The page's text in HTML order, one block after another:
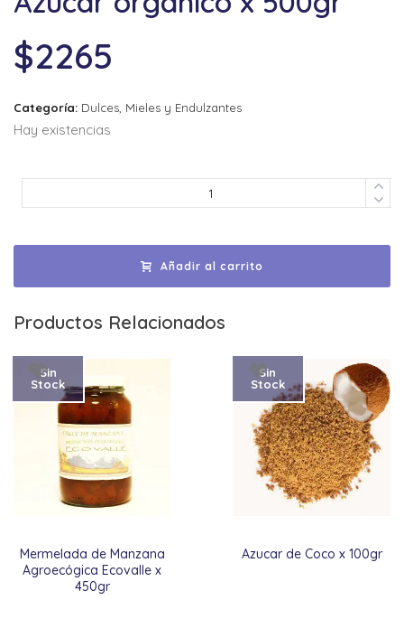
$2265
Categoría: Dulces, Mieles y Endulzantes
Hay existencias
Añadir al carrito
Productos Relacionados
Mermelada de Manzana
Agroecógica Ecovalle x
450gr
Sin
Stock
Azucar de Coco x 100gr
Sin
Stock